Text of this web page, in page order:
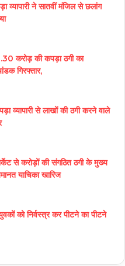
ने सातवीं मंजिल से छलांग
करोड़ की कपड़ा ठगी का
गिरफ्तार,
व्यापारी से लाखों की ठगी करने वाले
से करोड़ों की संगठित ठगी के मुख्य
याचिका खारिज
को निर्वस्त्र कर पीटने का पीटने